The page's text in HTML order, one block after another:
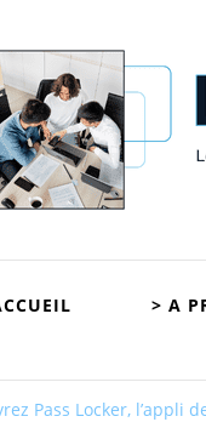
webmag B2B et B2C
> A
Pass Locker, l’appli